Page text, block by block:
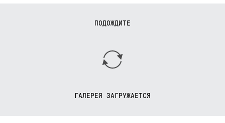
ПОДОЖДИТЕ
ГАЛЕРЕЯ ЗАГРУЖАЕТСЯ